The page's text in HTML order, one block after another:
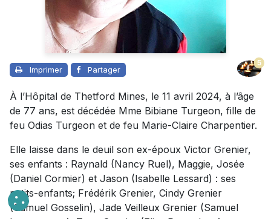
Imprimer Partager
5
À l’Hôpital de Thetford Mines, le 11 avril 2024, à l’âge
de 77 ans, est décédée Mme Bibiane Turgeon, fille de
feu Odias Turgeon et de feu Marie-Claire Charpentier.
Elle laisse dans le deuil son ex-époux Victor Grenier,
ses enfants : Raynald (Nancy Ruel), Maggie, Josée
(Daniel Cormier) et Jason (Isabelle Lessard) : ses
petits-enfants; Frédérik Grenier, Cindy Grenier
(Samuel Gosselin), Jade Veilleux Grenier (Samuel